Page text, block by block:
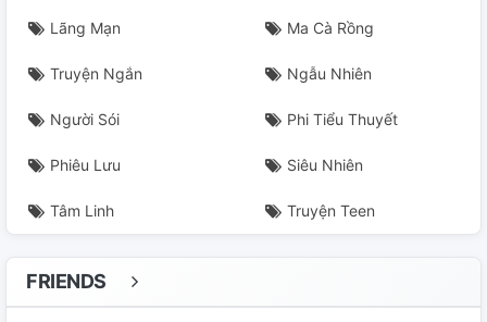
Lãng Mạn Ma Cà Rồng
Truyện Ngắn Ngẫu Nhiên
Người Sói Phi Tiểu Thuyết
Phiêu Lưu Siêu Nhiên
Tâm Linh Truyện Teen
FRIENDS